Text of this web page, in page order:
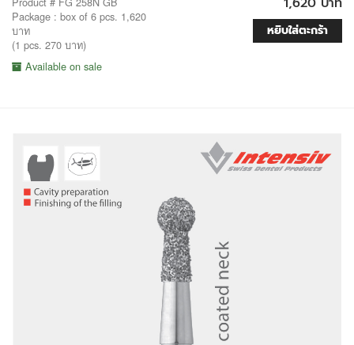
Package : box of 6 pcs. 1,620
บาท
(1 pcs. 270 บาท)
Available on sale
หยิบใส่ตะกร้า